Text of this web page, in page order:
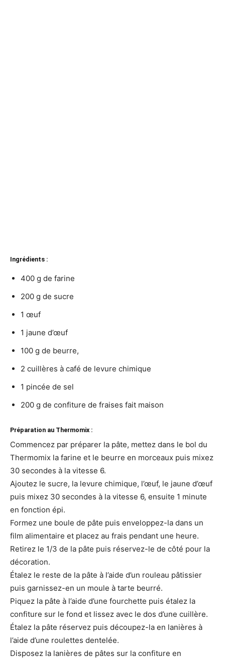
Ingrédients :
400 g de farine
200 g de sucre
1 œuf
1 jaune d’œuf
100 g de beurre,
2 cuillères à café de levure chimique
1 pincée de sel
200 g de confiture de fraises fait maison
Préparation au Thermomix :
Commencez par préparer la pâte, mettez dans le bol du
Thermomix la farine et le beurre en morceaux puis mixez
30 secondes à la vitesse 6.
Ajoutez le sucre, la levure chimique, l’œuf, le jaune d’œuf
puis mixez 30 secondes à la vitesse 6, ensuite 1 minute
en fonction épi.
Formez une boule de pâte puis enveloppez-la dans un
film alimentaire et placez au frais pendant une heure.
Retirez le 1/3 de la pâte puis réservez-le de côté pour la
décoration.
Étalez le reste de la pâte à l’aide d’un rouleau pâtissier
puis garnissez-en un moule à tarte beurré.
Piquez la pâte à l’aide d’une fourchette puis étalez la
confiture sur le fond et lissez avec le dos d’une cuillère.
Étalez la pâte réservez puis découpez-la en lanières à
l’aide d’une roulettes dentelée.
Disposez la lanières de pâtes sur la confiture en